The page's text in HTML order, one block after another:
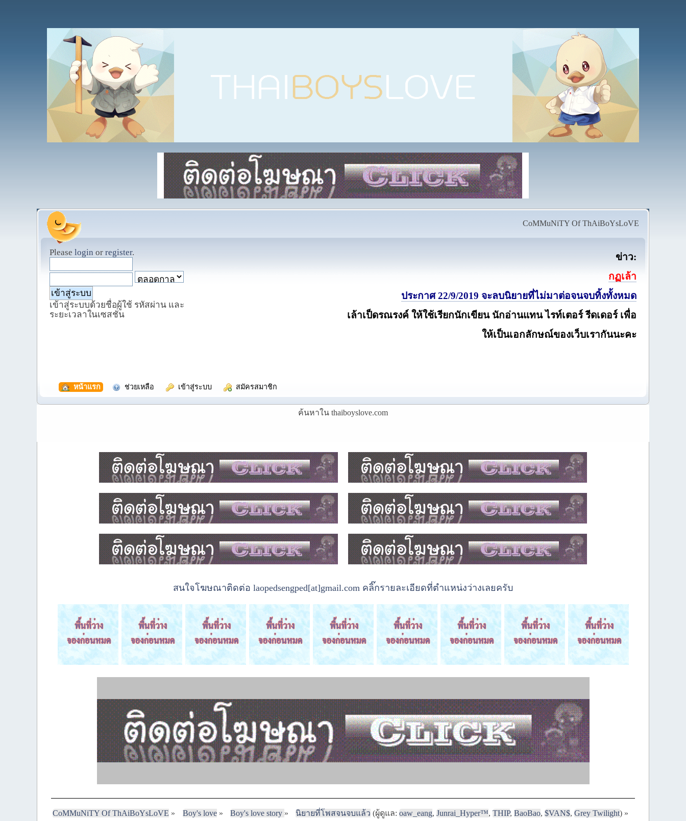
CoMMuNiTY Of ThAiBoYsLoVE
Please login or register.
เข้าสู่ระบบด้วยชื่อผู้ใช้ รหัสผ่าน และ
ระยะเวลาในเซสชั่น
ข่าว:
กฏเล้า
ประกาศ 22/9/2019 จะลบนิยายที่ไม่มาต่อจนจบทิ้งทั้งหมด
เล้าเป็ดรณรงค์ ให้ใช้เรียกนักเขียน นักอ่านแทน ไรท์เตอร์ รีดเดอร์ เพื่อ
ให้เป็นเอกลักษณ์ของเว็บเรากันนะคะ
หน้าแรก ช่วยเหลือ เข้าสู่ระบบ สมัครสมาชิก
ค้นหาใน thaiboyslove.com
สนใจโฆษณาติดต่อ laopedsengped[at]gmail.com คลิ๊กรายละเอียดที่ตำแหน่งว่างเลยครับ
CoMMuNiTY Of ThAiBoYsLoVE » Boy's love» Boy's love story » นิยายที่โพสจนจบแล้ว (ผู้ดูแล:oaw_eang,Junrai_Hyper™,THIP,BaoBao,$VAN$,Grey Twilight) »